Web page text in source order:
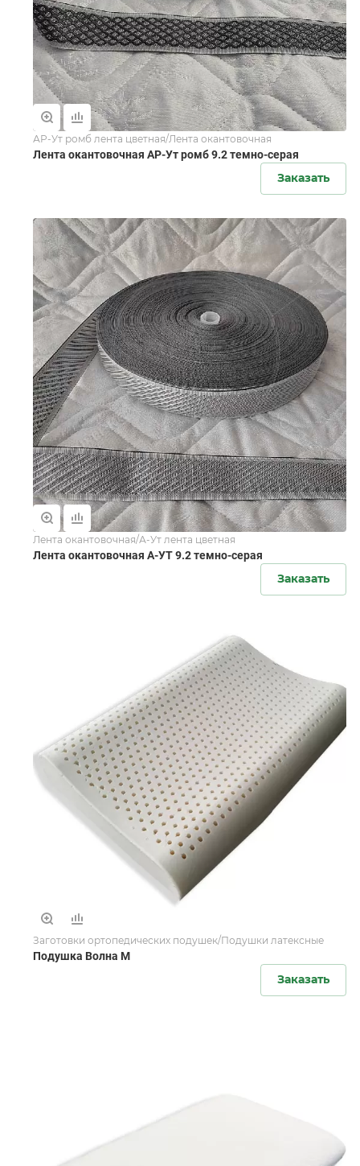
АР-Ут ромб лента цветная/Лента окантовочная
Лента окантовочная АР-Ут ромб 9.2 темно-серая
Заказать
Лента окантовочная/А-Ут лента цветная
Лента окантовочная А-УТ 9.2 темно-серая
Заказать
Заготовки ортопедических подушек/Подушки латексные
Подушка Волна M
Заказать